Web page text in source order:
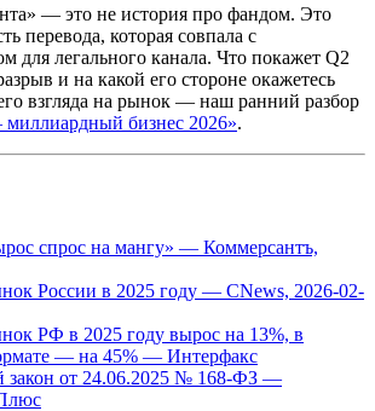
— это не история про фандом. Это
перевода, которая совпала с
для легального канала. Что покажет Q2
и на какой его стороне окажетесь
взгляда на рынок — наш ранний разбор
бизнес 2026».
спрос на мангу» — Коммерсантъ,
России в 2025 году — CNews, 2026-02-
РФ в 2025 году вырос на 13%, в
— на 45% — Интерфакс
закон от 24.06.2025 № 168-ФЗ —